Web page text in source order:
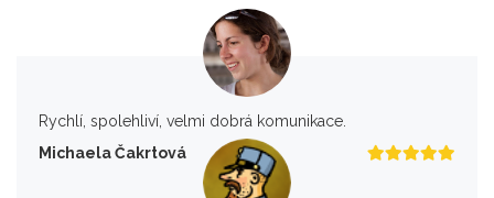
Rychlí, spolehliví, velmi dobrá komunikace.
Michaela Čakrtová